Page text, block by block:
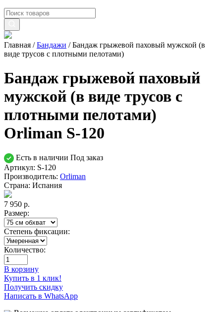
Главная /Бандажи /Бандаж грыжевой паховый мужской (в
виде трусов с плотными пелотами)
Бандаж грыжевой паховый
мужской (в виде трусов с
плотными пелотами)
Orliman S-120
Есть в наличии Под заказ
Артикул: S-120
Производитель: Orliman
Страна: Испания
7 950 р.
Размер:
Степень фиксации:
Количество:
В корзину
Купить в 1 клик!
Получить скидку
Написать в WhatsApp